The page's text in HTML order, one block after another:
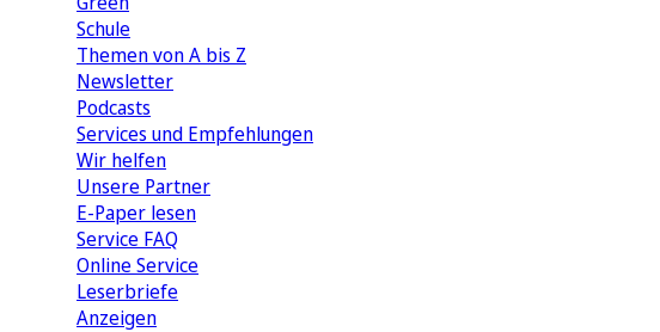
Schule
Themen von A bis Z
Newsletter
Podcasts
Services und Empfehlungen
Wir helfen
Unsere Partner
E-Paper lesen
Service FAQ
Online Service
Leserbriefe
Anzeigen